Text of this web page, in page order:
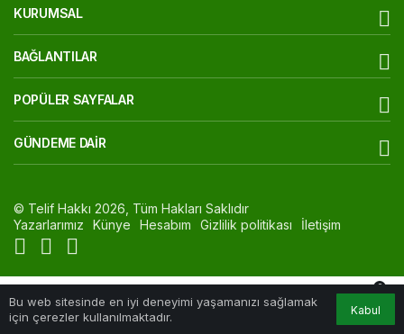
Bu web sitesinde en iyi deneyimi yaşamanızı sağlamak
için çerezler kullanılmaktadır.
Kabul
KURUMSAL
BAĞLANTILAR
POPÜLER SAYFALAR
GÜNDEME DAIR
© Telif Hakkı 2026, Tüm Hakları Saklıdır
Yazarlarımız
Künye Hesabım Gizlilik politikası İletişim
Anasayfa Akış Bildirimler
0